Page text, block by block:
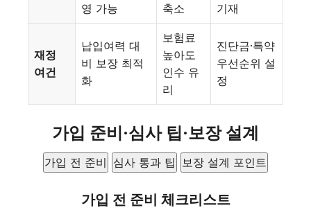
영 가능
축소
기재
재정
여건
납입여력 대
비 보장 최적
화
보험료
높아도
인수 유
리
진단금·특약
우선순위 설
정
가입 준비·심사 팁·보장 설계
가입 전 준비 심사 통과 팁 보장 설계 포인트
가입 전 준비 체크리스트